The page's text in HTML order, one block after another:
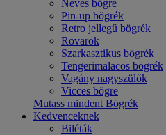
Neves bögre
Pin-up bögrék
Retro jellegű bögrék
Rovarok
Szarkasztikus bögrék
Tengerimalacos bögrék
Vagány nagyszülők
Vicces bögre
Mutass mindent Bögrék
Kedvenceknek
Biléták